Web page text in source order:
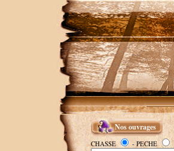
Nos ouvrages
CHASSE - PECHE